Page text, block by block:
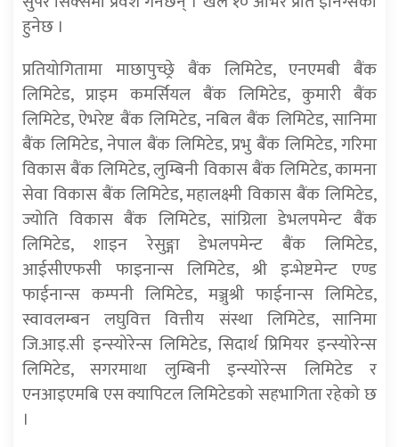
हुनेछ ।
प्रतियोगितामा माछापुच्छ्रे बैंक लिमिटेड, एनएमबी बैंक
लिमिटेड, प्राइम कमर्सियल बैंक लिमिटेड, कुमारी बैंक
लिमिटेड, ऐभरेष्ट बैंक लिमिटेड, नबिल बैंक लिमिटेड, सानिमा
बैंक लिमिटेड, नेपाल बैंक लिमिटेड, प्रभु बैंक लिमिटेड, गरिमा
विकास बैंक लिमिटेड, लुम्बिनी विकास बैंक लिमिटेड, कामना
सेवा विकास बैंक लिमिटेड, महालक्ष्मी विकास बैंक लिमिटेड,
ज्योति विकास बैंक लिमिटेड, सांग्रिला डेभलपमेन्ट बैंक
लिमिटेड, शाइन रेसुङ्गा डेभलपमेन्ट बैंक लिमिटेड,
आईसीएफसी फाइनान्स लिमिटेड, श्री इन्भेष्टमेन्ट एण्ड
फाईनान्स कम्पनी लिमिटेड, मञ्जुश्री फाईनान्स लिमिटेड,
स्वावलम्बन लघुवित्त वित्तीय संस्था लिमिटेड, सानिमा
जि.आइ.सी इन्स्योरेन्स लिमिटेड, सिदार्थ प्रिमियर इन्स्योरेन्स
लिमिटेड, सगरमाथा लुम्बिनी इन्स्योरेन्स लिमिटेड र
एनआइएमबि एस क्यापिटल लिमिटेडको सहभागिता रहेको छ
।